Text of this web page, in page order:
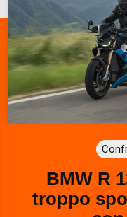
BMW R
troppo